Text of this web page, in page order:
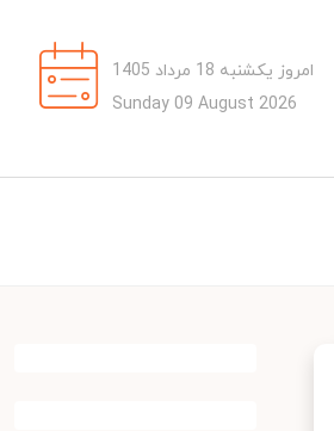
امروز یکشنبه 18 مرداد 1405
Sunday 09 August 2026